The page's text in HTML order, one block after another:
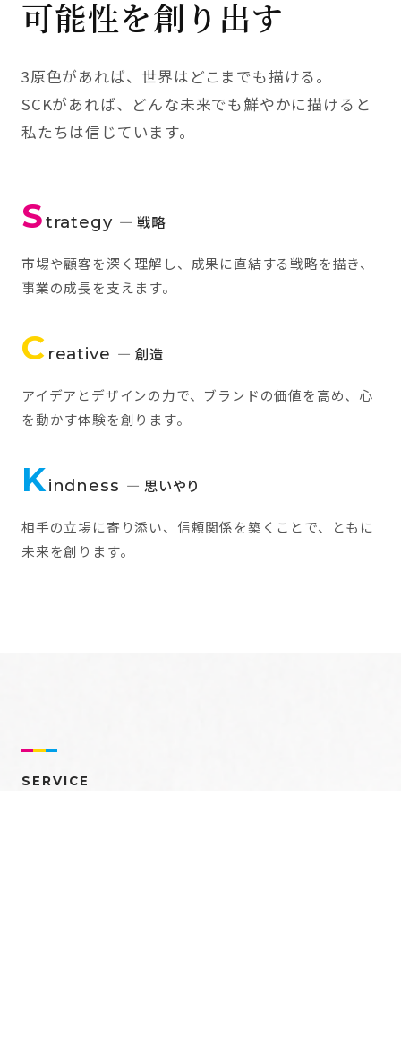
可能性を創り出す
3原色があれば、世界はどこまでも描ける。
SCKがあれば、どんな未来でも鮮やかに描けると
私たちは信じています。
Strategy — 戦略
市場や顧客を深く理解し、成果に直結する戦略を描き、
事業の成長を支えます。
C reative — 創造
アイデアとデザインの力で、ブランドの価値を高め、心
を動かす体験を創ります。
Kindness — 思いやり
相手の立場に寄り添い、信頼関係を築くことで、ともに
未来を創ります。
SERVICE